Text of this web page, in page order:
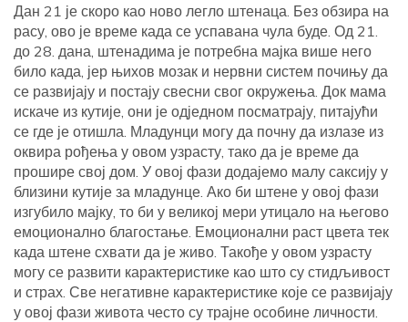
Дан 21 је скоро као ново легло штенаца. Без обзира на
расу, ово је време када се успавана чула буде. Од 21.
до 28. дана, штенадима је потребна мајка више него
било када, јер њихов мозак и нервни систем почињу да
се развијају и постају свесни свог окружења. Док мама
искаче из кутије, они је одједном посматрају, питајући
се где је отишла. Младунци могу да почну да излазе из
оквира рођења у овом узрасту, тако да је време да
прошире свој дом. У овој фази додајемо малу саксију у
близини кутије за младунце. Ако би штене у овој фази
изгубило мајку, то би у великој мери утицало на његово
емоционално благостање. Емоционални раст цвета тек
када штене схвати да је живо. Такође у овом узрасту
могу се развити карактеристике као што су стидљивост
и страх. Све негативне карактеристике које се развијају
у овој фази живота често су трајне особине личности.